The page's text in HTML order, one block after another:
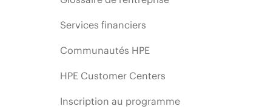
Services financiers
Communautés HPE
HPE Customer Centers
Inscription au programme